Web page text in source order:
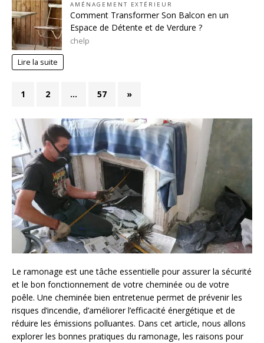
AMÉNAGEMENT EXTÉRIEUR
Comment Transformer Son Balcon en un
Espace de Détente et de Verdure ?
chelp
Lire la suite
1 2 … 57 »
Le ramonage est une tâche essentielle pour assurer la sécurité
et le bon fonctionnement de votre cheminée ou de votre
poêle. Une cheminée bien entretenue permet de prévenir les
risques d’incendie, d’améliorer l’efficacité énergétique et de
réduire les émissions polluantes. Dans cet article, nous allons
explorer les bonnes pratiques du ramonage, les raisons pour